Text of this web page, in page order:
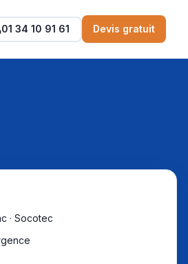
01 34 10 91 61 Devis gratuit
· Socotec